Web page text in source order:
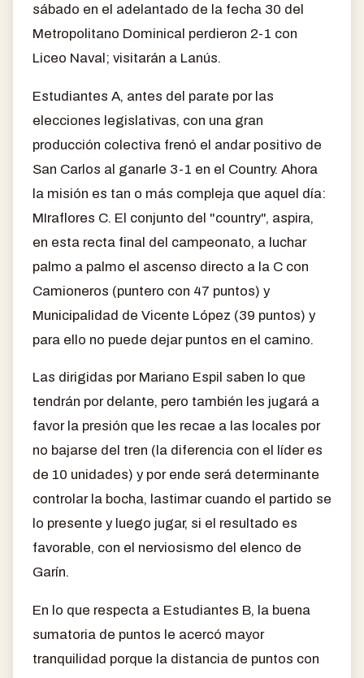
sábado en el adelantado de la fecha 30 del
Metropolitano Dominical perdieron 2-1 con
Liceo Naval; visitarán a Lanús.
Estudiantes A, antes del parate por las
elecciones legislativas, con una gran
producción colectiva frenó el andar positivo de
San Carlos al ganarle 3-1 en el Country. Ahora
la misión es tan o más compleja que aquel día:
MIraflores C. El conjunto del "country", aspira,
en esta recta final del campeonato, a luchar
palmo a palmo el ascenso directo a la C con
Camioneros (puntero con 47 puntos) y
Municipalidad de Vicente López (39 puntos) y
para ello no puede dejar puntos en el camino.
Las dirigidas por Mariano Espil saben lo que
tendrán por delante, pero también les jugará a
favor la presión que les recae a las locales por
no bajarse del tren (la diferencia con el líder es
de 10 unidades) y por ende será determinante
controlar la bocha, lastimar cuando el partido se
lo presente y luego jugar, si el resultado es
favorable, con el nerviosismo del elenco de
Garín.
En lo que respecta a Estudiantes B, la buena
sumatoria de puntos le acercó mayor
tranquilidad porque la distancia de puntos con